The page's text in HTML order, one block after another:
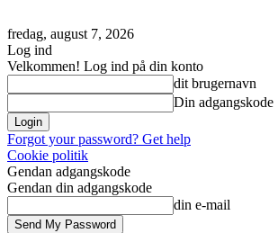
fredag, august 7, 2026
Log ind
Velkommen! Log ind på din konto
dit brugernavn
Din adgangskode
Forgot your password? Get help
Cookie politik
Gendan adgangskode
Gendan din adgangskode
din e-mail